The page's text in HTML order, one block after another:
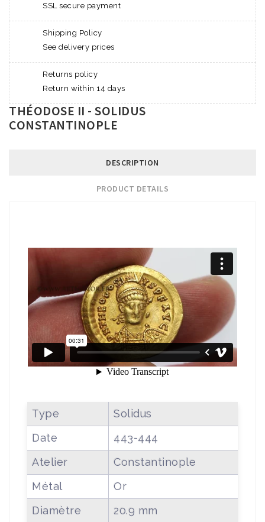
SSL secure payment
Shipping Policy
See delivery prices
Returns policy
Return within 14 days
THÉODOSE II - SOLIDUS
CONSTANTINOPLE
DESCRIPTION
PRODUCT DETAILS
Type
Solidus
Date
443-444
Atelier
Constantinople
Métal
Or
Diamètre
20.9 mm